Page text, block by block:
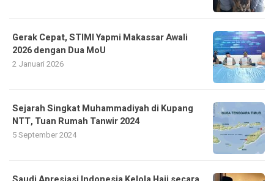
Gerak Cepat, STIMI Yapmi Makassar Awali
2026 dengan Dua MoU
2 Januari 2026
Sejarah Singkat Muhammadiyah di Kupang
NTT, Tuan Rumah Tanwir 2024
5 September 2024